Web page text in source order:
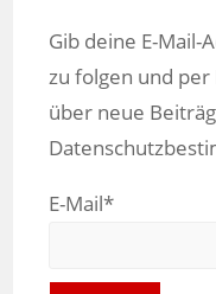
Gib deine E-Mail-
zu folgen und per
über neue
E-Mail*